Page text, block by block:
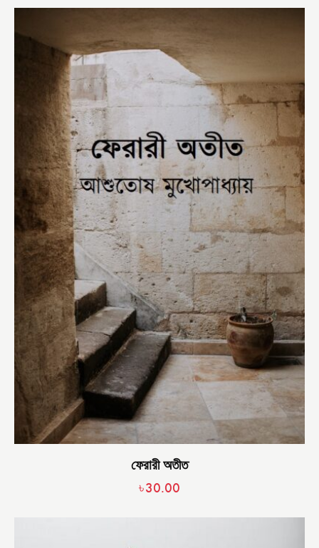
ফেরারী অতীত
৳30.00